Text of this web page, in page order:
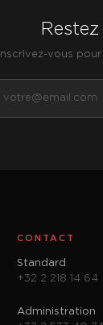
Restez
Inscrivez-vous
CONTACT
Standard
+32 2 218 14 64
Administration